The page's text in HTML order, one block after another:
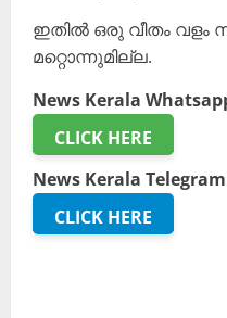
ഇതിൽ ഒരു വീതം വളം
മറ്റൊന്നുമില്ല.
News Kerala
CLICK HERE
News Kerala
CLICK HERE